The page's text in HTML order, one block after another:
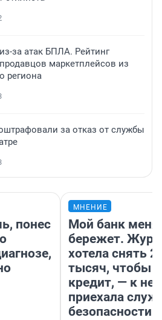
за атак БПЛА. Рейтинг
маркетплейсов из
региона
за отказ от службы
понес
МНЕНИЕ
Мой банк меня
бережет.
хотела снять
тысяч, чтобы
кредит, — к
приехала
безопасности